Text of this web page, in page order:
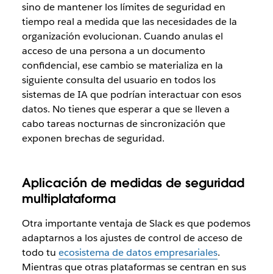
sino de mantener los límites de seguridad en
tiempo real a medida que las necesidades de la
organización evolucionan. Cuando anulas el
acceso de una persona a un documento
confidencial, ese cambio se materializa en la
siguiente consulta del usuario en todos los
sistemas de IA que podrían interactuar con esos
datos. No tienes que esperar a que se lleven a
cabo tareas nocturnas de sincronización que
exponen brechas de seguridad.
Aplicación de medidas de seguridad
multiplataforma
Otra importante ventaja de Slack es que podemos
adaptarnos a los ajustes de control de acceso de
todo tu ecosistema de datos empresariales.
Mientras que otras plataformas se centran en sus